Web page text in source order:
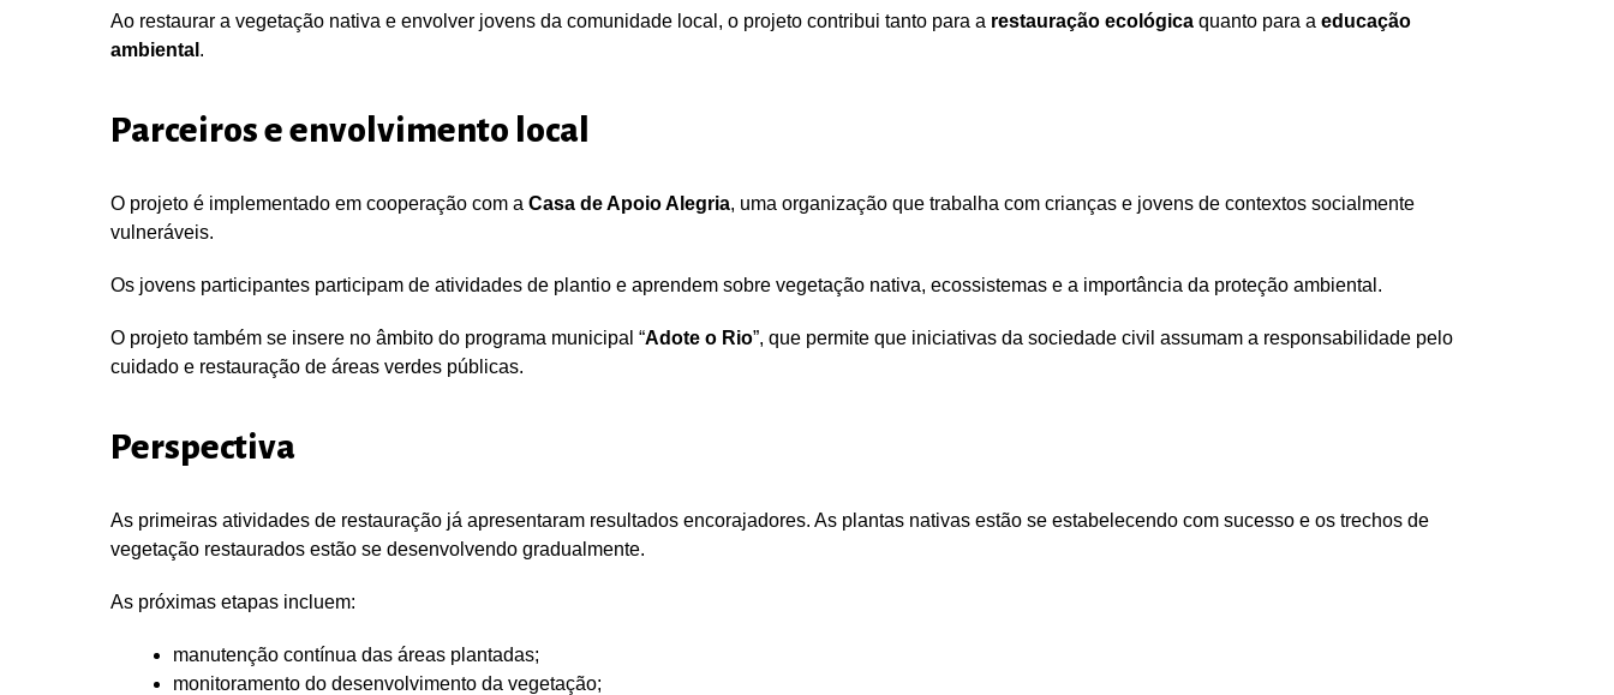
Ao restaurar a vegetação nativa e envolver jovens da comunidade local, o projeto contribui tanto para a restauração ecológica quanto para a educação
ambiental .
Parceiros e envolvimento local
O projeto é implementado em cooperação com a Casa de Apoio Alegria, uma organização que trabalha com crianças e jovens de contextos socialmente
vulneráveis.
Os jovens participantes participam de atividades de plantio e aprendem sobre vegetação nativa, ecossistemas e a importância da proteção ambiental.
O projeto também se insere no âmbito do programa municipal “Adote o Rio”, que permite que iniciativas da sociedade civil assumam a responsabilidade pelo
cuidado e restauração de áreas verdes públicas.
Perspectiva
As primeiras atividades de restauração já apresentaram resultados encorajadores. As plantas nativas estão se estabelecendo com sucesso e os trechos de
vegetação restaurados estão se desenvolvendo gradualmente.
As próximas etapas incluem:
manutenção contínua das áreas plantadas;
monitoramento do desenvolvimento da vegetação;